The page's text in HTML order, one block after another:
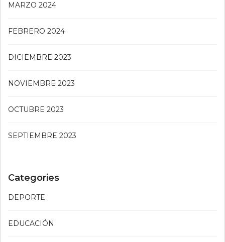
MARZO 2024
FEBRERO 2024
DICIEMBRE 2023
NOVIEMBRE 2023
OCTUBRE 2023
SEPTIEMBRE 2023
Categories
DEPORTE
EDUCACIÓN